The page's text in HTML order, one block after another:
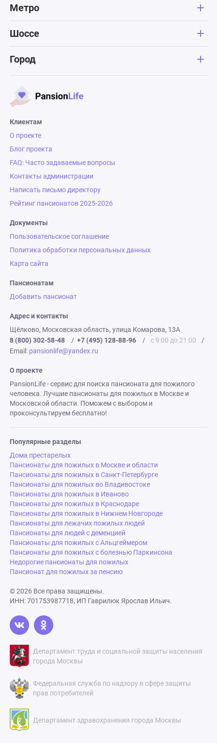
Метро
Шоссе
Город
Клиентам
О проекте
Блог проекта
FAQ: Часто задаваемые вопросы
Контакты администрации
Написать письмо директору
Рейтинг пансионатов 2025-2026
Документы
Пользовательское соглашение
Политика обработки персональных данных
Карта сайта
Пансионатам
Добавить пансионат
Адрес и контакты
Щёлково, Московская область, улица Комарова, 13А
8 (800) 302-58-48
/ +7 (495) 128-88-96 / с 9:00 до 21:00
/
Email: pansionlife@yandex.ru
О проекте
PansionLife - сервис для поиска пансионата для пожилого
человека. Лучшие пансионаты для пожилых в Москве и
Московской области. Поможем с выбором и
проконсультируем бесплатно!
Популярные разделы
Дома престарелых
Пансионаты для пожилых в Москве и области
Пансионаты для пожилых в Санкт-Петербурге
Пансионаты для пожилых во Владивостоке
Пансионаты для пожилых в Иваново
Пансионаты для пожилых в Краснодаре
Пансионаты для пожилых в Нижнем Новгороде
Пансионаты для лежачих пожилых людей
Пансионаты для людей с деменцией
Пансионаты для пожилых с Альцгеймером
Пансионаты для пожилых с болезнью Паркинсона
Недорогие пансионаты для пожилых
Пансионат для пожилых за пенсию
© 2026 Все права защищены.
ИНН: 701753987718, ИП Гаврилюк Ярослав Ильич.
Департамент труда и социальной защиты населения
города Москвы
Федеральная служба по надзору в сфере защиты
прав потребителей
Департамент здравохранения города Москвы